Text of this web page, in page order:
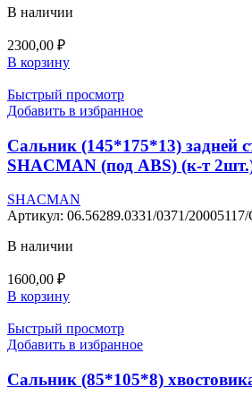
В наличии
2300,00 ₽
В корзину
Быстрый просмотр
Добавить в избранное
Сальник (145*175*13) задней
SHACMAN (под ABS) (к-т
SHACMAN
Артикул: 06.56289.0331/0371/
В наличии
1600,00 ₽
В корзину
Быстрый просмотр
Добавить в избранное
Сальник (85*105*8)